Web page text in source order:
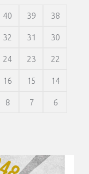
40 39 38
32 31 30
24 23 22
16 15 14
8 7 6